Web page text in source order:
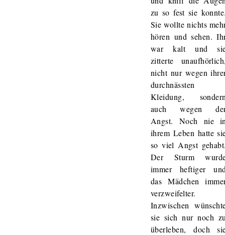
zu so fest sie
Sie wollte nichts
hören und sehen.
war kalt und
zitterte
nicht nur wegen
durchnässten
Kleidung,
auch wegen
Angst. Noch nie
ihrem Leben hatte
so viel Angst
Der Sturm
immer heftiger
das Mädchen
verzweifelter.
Inzwischen
sie sich nur noch
überleben, doch